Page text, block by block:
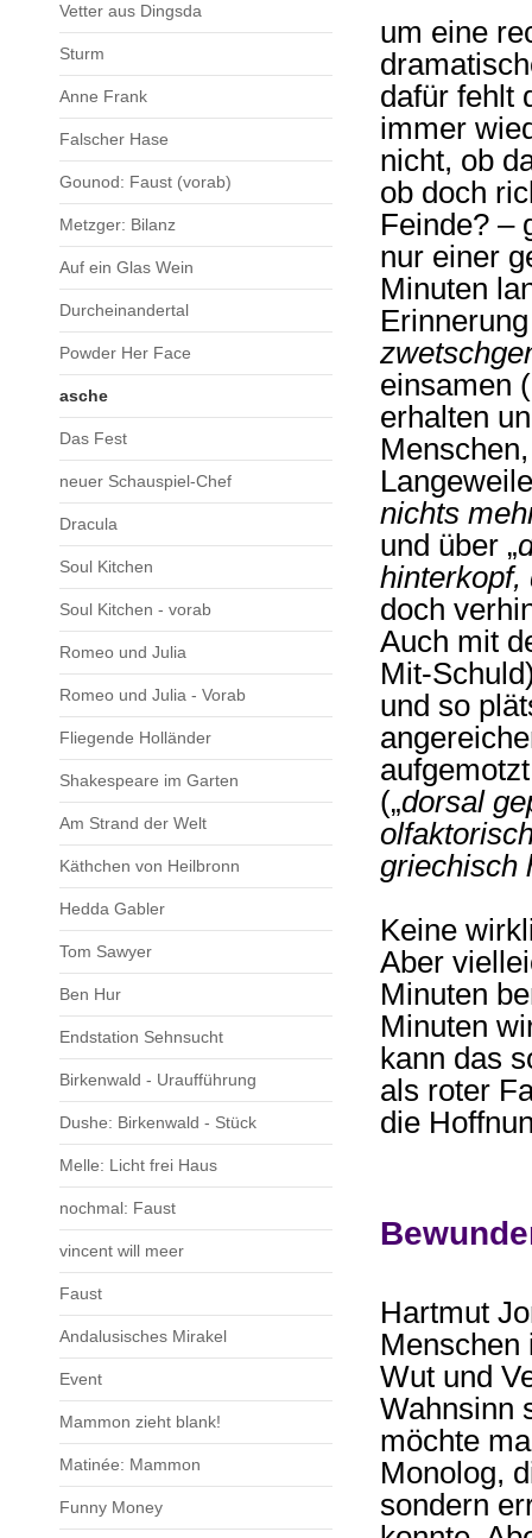
Vetter aus Dingsda
Sturm
Anne Frank
Falscher Hase
Gounod: Faust (vorab)
Metzger: Bilanz
Auf ein Glas Wein
Durcheinandertal
Powder Her Face
asche
Das Fest
neuer Schauspiel-Chef
Dracula
Soul Kitchen
Soul Kitchen - vorab
Romeo und Julia
Romeo und Julia - Vorab
Fliegende Holländer
Shakespeare im Garten
Am Strand der Welt
Käthchen von Heilbronn
Hedda Gabler
Tom Sawyer
Ben Hur
Endstation Sehnsucht
Birkenwald - Uraufführung
Dushe: Birkenwald - Stück
Melle: Licht frei Haus
nochmal: Faust
vincent will meer
Faust
Andalusisches Mirakel
Event
Mammon zieht blank!
Matinée: Mammon
Funny Money
um eine
dafür fehlt
immer
nicht, ob
ob doch
Feinde? –
nur einer
Minuten
einsamen
erhalten
nichts
und über „
hinterkopf,
doch
Auch mit
Mit-
und so
(„dorsal
griechisch
Keine
Aber
Minuten
Minuten
kann das
als roter
die
Hartmut
Menschen
Wut und
Wahnsinn
möchte
Monolog,
sondern